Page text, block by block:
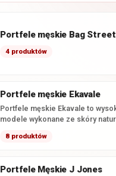
Portfele męskie Bag Street
4 produktów
Portfele męskie Ekavale
Portfele męskie Ekavale to
modele wykonane ze skóry
charakterystycznym…
8 produktów
Portfele Męskie J Jones